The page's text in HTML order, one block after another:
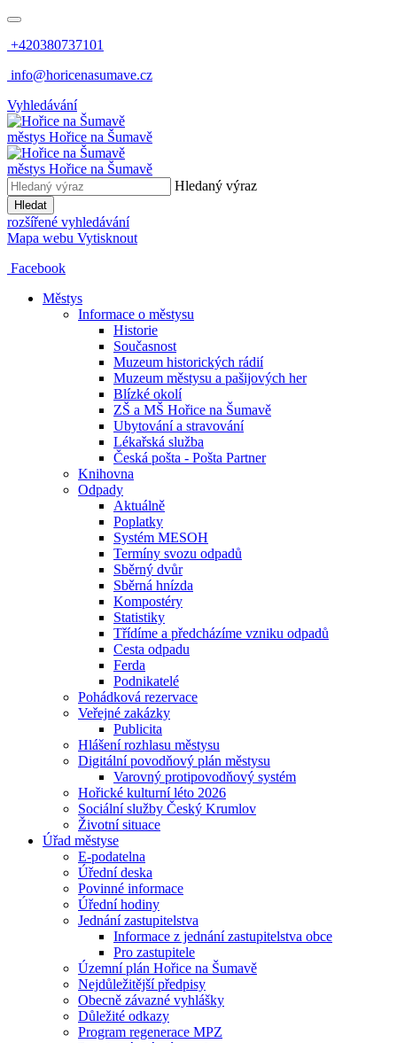
+420380737101
info@horicenasumave.cz
Vyhledávání
městys Hořice na Šumavě
městys Hořice na Šumavě
Hledaný výraz
Hledat
rozšířené vyhledávání
Mapa webu Vytisknout
Facebook
Městys
Informace o městysu
Historie
Současnost
Muzeum historických rádií
Muzeum městysu a pašijových her
Blízké okolí
ZŠ a MŠ Hořice na Šumavě
Ubytování a stravování
Lékařská služba
Česká pošta - Pošta Partner
Knihovna
Odpady
Aktuálně
Poplatky
Systém MESOH
Termíny svozu odpadů
Sběrný dvůr
Sběrná hnízda
Kompostéry
Statistiky
Třídíme a předcházíme vzniku odpadů
Cesta odpadu
Ferda
Podnikatelé
Pohádková rezervace
Veřejné zakázky
Publicita
Hlášení rozhlasu městysu
Digitální povodňový plán městysu
Varovný protipovodňový systém
Hořické kulturní léto 2026
Sociální služby Český Krumlov
Životní situace
Úřad městyse
E-podatelna
Úřední deska
Povinné informace
Úřední hodiny
Jednání zastupitelstva
Informace z jednání zastupitelstva obce
Pro zastupitele
Územní plán Hořice na Šumavě
Nejdůležitější předpisy
Obecně závazné vyhlášky
Důležité odkazy
Program regenerace MPZ